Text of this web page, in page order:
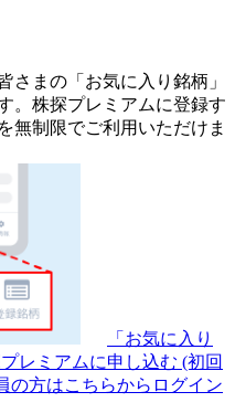
さまの 「お気に入り銘柄」
。 株探プレミアムに登録す
無制限でご利用いただけま
「お気に入り
レミアムに申し込む (初回
の方はこちらからログイン